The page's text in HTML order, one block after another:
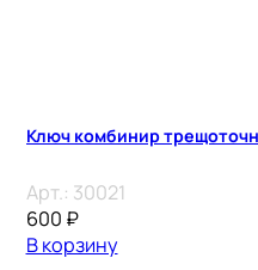
Ключ комбинир
Арт.: 30021
600 ₽
В корзину